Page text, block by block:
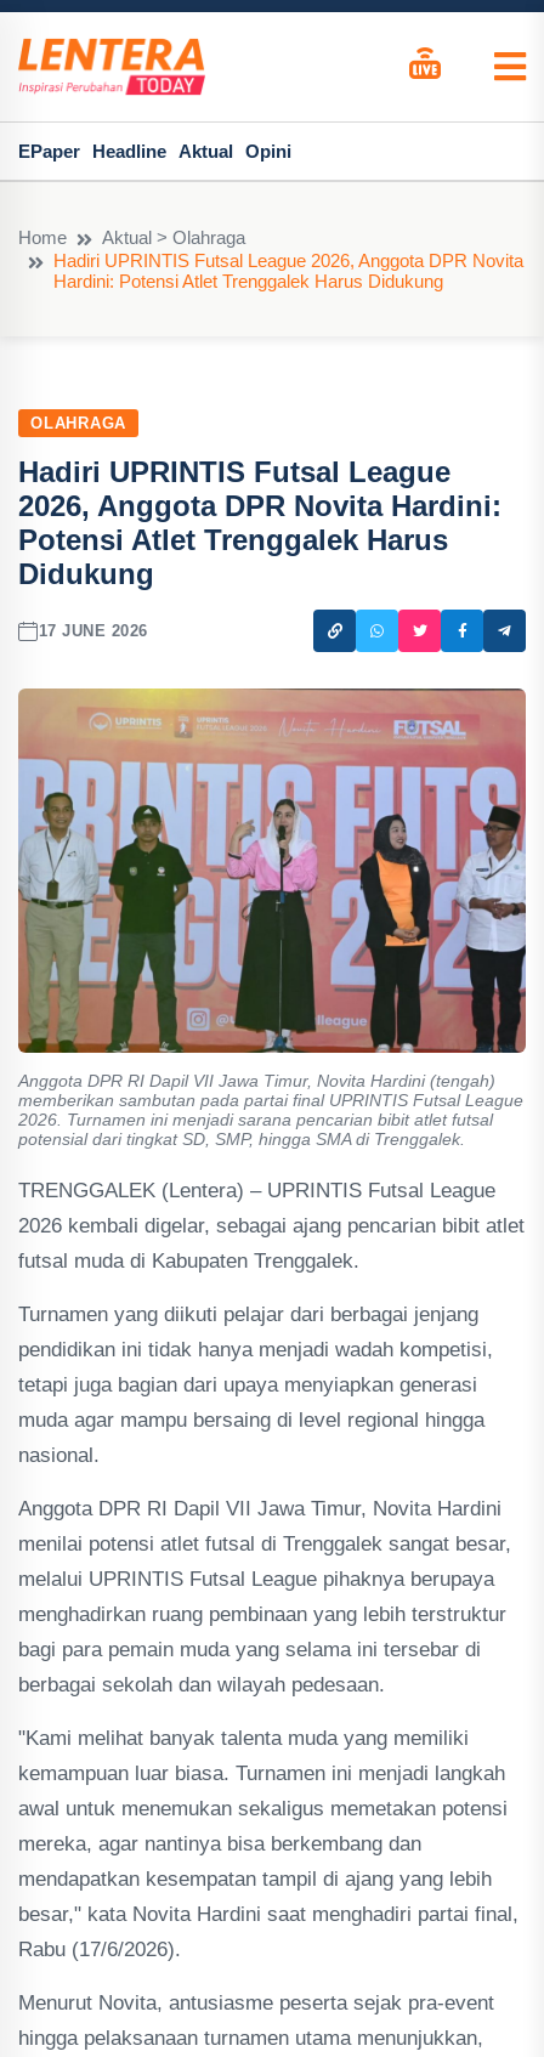
EPaper Headline Aktual Opini
Home
Aktual > Olahraga
Hadiri UPRINTIS Futsal League 2026, Anggota DPR Novita
Hardini: Potensi Atlet Trenggalek Harus Didukung
OLAHRAGA
Hadiri UPRINTIS Futsal League
2026, Anggota DPR Novita Hardini:
Potensi Atlet Trenggalek Harus
Didukung
17 JUNE 2026
Anggota DPR RI Dapil VII Jawa Timur, Novita Hardini (tengah)
memberikan sambutan pada partai final UPRINTIS Futsal League
2026. Turnamen ini menjadi sarana pencarian bibit atlet futsal
potensial dari tingkat SD, SMP, hingga SMA di Trenggalek.
TRENGGALEK (Lentera) – UPRINTIS Futsal League
2026 kembali digelar, sebagai ajang pencarian bibit atlet
futsal muda di Kabupaten Trenggalek.
Turnamen yang diikuti pelajar dari berbagai jenjang
pendidikan ini tidak hanya menjadi wadah kompetisi,
tetapi juga bagian dari upaya menyiapkan generasi
muda agar mampu bersaing di level regional hingga
nasional.
Anggota DPR RI Dapil VII Jawa Timur, Novita Hardini
menilai potensi atlet futsal di Trenggalek sangat besar,
melalui UPRINTIS Futsal League pihaknya berupaya
menghadirkan ruang pembinaan yang lebih terstruktur
bagi para pemain muda yang selama ini tersebar di
berbagai sekolah dan wilayah pedesaan.
"Kami melihat banyak talenta muda yang memiliki
kemampuan luar biasa. Turnamen ini menjadi langkah
awal untuk menemukan sekaligus memetakan potensi
mereka, agar nantinya bisa berkembang dan
mendapatkan kesempatan tampil di ajang yang lebih
besar," kata Novita Hardini saat menghadiri partai final,
Rabu (17/6/2026).
Menurut Novita, antusiasme peserta sejak pra-event
hingga pelaksanaan turnamen utama menunjukkan,